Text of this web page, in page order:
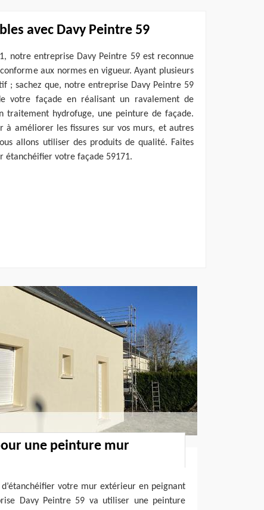
avec Davy Peintre 59
notre entreprise Davy Peintre 59 est reconnue
aux normes en vigueur. Ayant plusieurs
; sachez que, notre entreprise Davy Peintre 59
votre façade en réalisant un ravalement de
traitement hydrofuge, une peinture de façade.
à améliorer les fissures sur vos murs, et autres
allons utiliser des produits de qualité. Faites
étanchéifier votre façade 59171.
une peinture mur
votre mur extérieur en peignant
Davy Peintre 59 va utiliser une peinture